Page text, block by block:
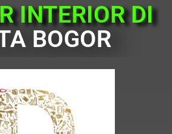
INTERIOR DI
BOGOR